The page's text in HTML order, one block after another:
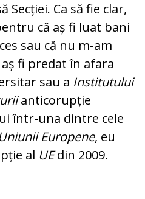
Secției. Ca să fie clar,
că aș fi luat bani
sau că nu m-am
fi predat în afara
sau a Institutului
anticorupție
într-una dintre cele
Europene, eu
al UEdin 2009.